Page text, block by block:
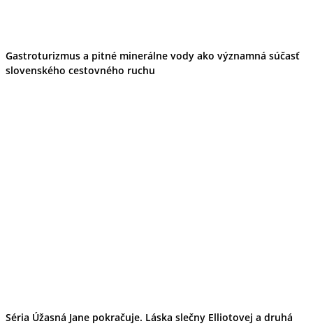
Gastroturizmus a pitné minerálne vody ako významná súčasť
slovenského cestovného ruchu
Séria Úžasná Jane pokračuje. Láska slečny Elliotovej a druhá